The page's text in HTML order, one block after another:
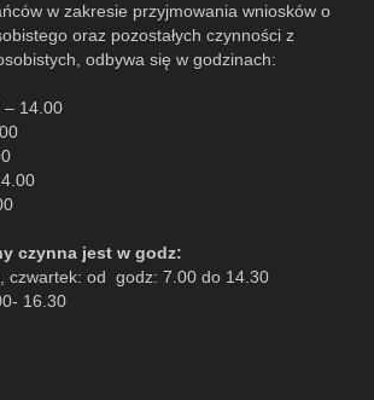
w zakresie przyjmowania wniosków o
oraz pozostałych czynności z
odbywa się w godzinach:
– 14.00
czynna jest w godz:
czwartek: od godz: 7.00 do 14.30
16.30